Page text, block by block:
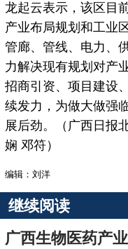
龙起云表示，该区目
产业布局规划和工业
管廊、管线、电力、
力解决现有规划对产
招商引资、项目建设
续发力，为做大做强
展后劲。（广西日报
娴 邓符）
编辑：刘洋
继续阅读